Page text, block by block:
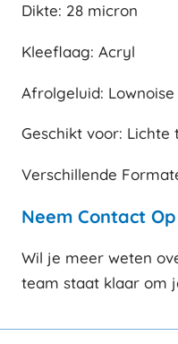
Dikte: 28 micron
Kleeflaag: Acryl
Afrolgeluid: Lownoise
Geschikt voor:
Verschillende
Neem Contact Op
Wil je meer weten
team staat klaar om